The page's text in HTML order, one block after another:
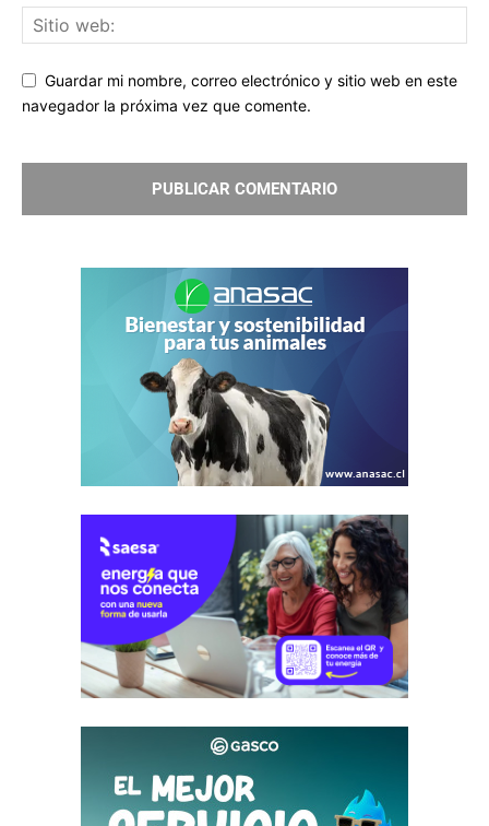
Guardar mi nombre, correo electrónico y sitio web en este
navegador la próxima vez que comente.